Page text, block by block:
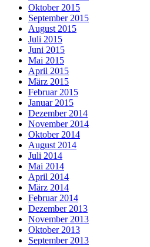
Oktober 2015
September 2015
August 2015
Juli 2015
Juni 2015
Mai 2015
April 2015
März 2015
Februar 2015
Januar 2015
Dezember 2014
November 2014
Oktober 2014
August 2014
Juli 2014
Mai 2014
April 2014
März 2014
Februar 2014
Dezember 2013
November 2013
Oktober 2013
September 2013